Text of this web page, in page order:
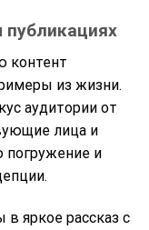
публикациях
контент
из жизни.
аудитории от
лица и
и
яркое рассказ с